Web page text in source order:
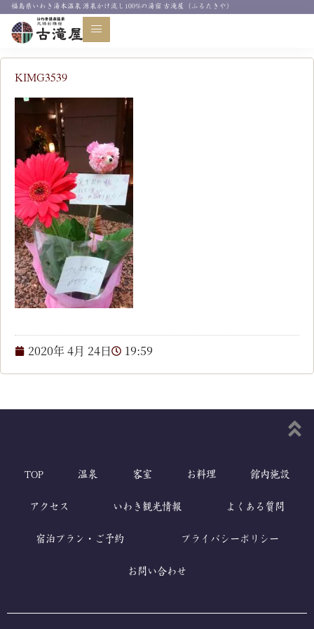
福島県いわき湯本温泉 源泉かけ流し100%の湯宿 古滝屋（ふるたきや）
KIMG3539
2020年 4月 24日 19:59
TOP 温泉 客室 お料理 館内施設
アクセス いわき観光情報 よくある質問
宿泊プラン・ご予約 プライバシーポリシー
お問い合わせ